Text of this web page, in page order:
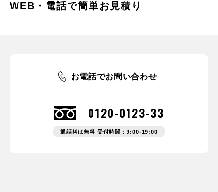
WEB・電話で簡単お見積り
お電話でお問い合わせ
0120-0123-33
通話料は無料 受付時間：9:00-19:00